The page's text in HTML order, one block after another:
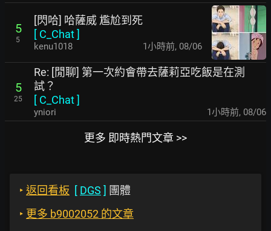
5
5
[閃哈] 哈薩威 尷尬到死
[ C_Chat]
kenu1018 1小時前, 08/06
5
25
Re: [閒聊] 第一次約會帶去薩莉亞吃飯是在測
試？
[ C_Chat]
yniori 1小時前, 08/06
更多 即時熱門文章 >>
‣ 返回看板 [ DGS ] 團體
‣ 更多 b9002052 的文章